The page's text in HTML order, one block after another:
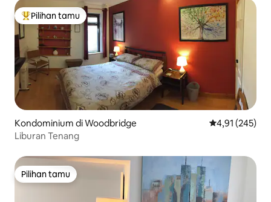
Pilihan tamu terpopuler
Pilihan tamu
Kondominium di Woodbridge Nilai rata-rata
4,91 (245)
Liburan Tenang
Pilihan tamu
Pilihan tamu